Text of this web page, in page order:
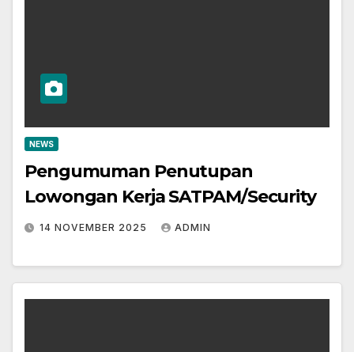
NEWS
Pengumuman Penutupan
Lowongan Kerja SATPAM/Security
14 NOVEMBER 2025 ADMIN